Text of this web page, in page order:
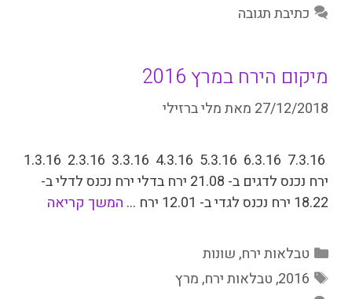
כתיבת תגובה
מיקום הירח במרץ 2016
27/12/2018 מאתמלי ברזילי
7.3.16 6.3.16 5.3.16 4.3.16 3.3.16 2.3.16 1.3.16
ירח נכנס לדגים ב- 21.08 ירח בדלי ירח נכנס לדלי ב-
18.22 ירח נכנס לגדי ב- 12.01 ירח …
המשך קריאה
קטגוריות
טבלאות ירח,שונות
תגיות
2016
,טבלאות ירח,מרץ